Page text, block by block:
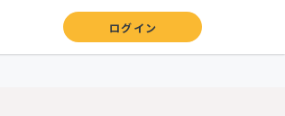
ログイン